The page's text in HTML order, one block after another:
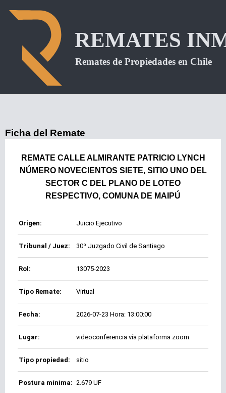
Ficha del Remate
REMATE CALLE ALMIRANTE PATRICIO LYNCH
NÚMERO NOVECIENTOS SIETE, SITIO UNO DEL
SECTOR C DEL PLANO DE LOTEO
RESPECTIVO, COMUNA DE MAIPÚ
Origen: Juicio Ejecutivo
Tribunal / Juez: 30º Juzgado Civil de Santiago
Rol: 13075-2023
Tipo Remate: Virtual
Fecha: 2026-07-23 Hora: 13:00:00
Lugar: videoconferencia vía plataforma zoom
Tipo propiedad: sitio
Postura mínima: 2.679 UF